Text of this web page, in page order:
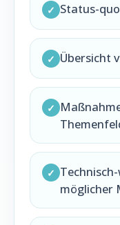
✓ Status-
✓ Übersicht
✓
✓
möglicher